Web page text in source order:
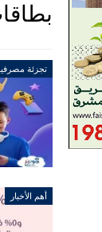
تجزئة
أهم الأخبار